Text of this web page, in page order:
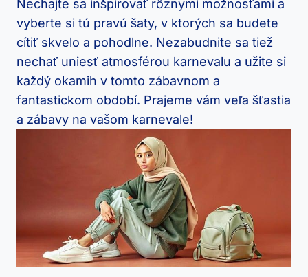
Nechajte sa inšpirovať rôznymi možnosťami a
vyberte si tú pravú šaty, v ktorých sa budete
cítiť skvelo a pohodlne. Nezabudnite sa tiež
nechať uniesť atmosférou karnevalu a užite si
každý okamih v tomto zábavnom a
fantastickom období. Prajeme vám veľa šťastia
a zábavy na vašom karnevale!